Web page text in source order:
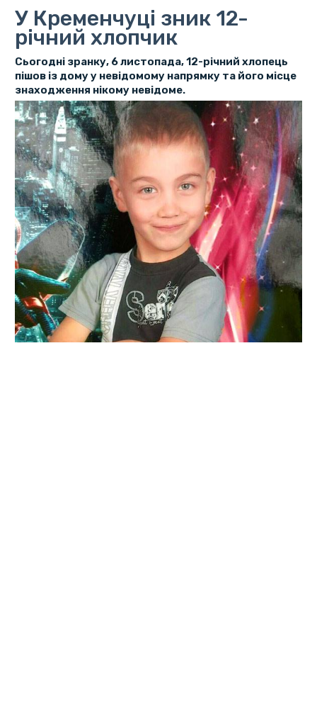
У Кременчуці зник 12-
річний хлопчик
Сьогодні зранку, 6 листопада, 12-річний хлопець
пішов із дому у невідомому напрямку та його місце
знаходження нікому невідоме.